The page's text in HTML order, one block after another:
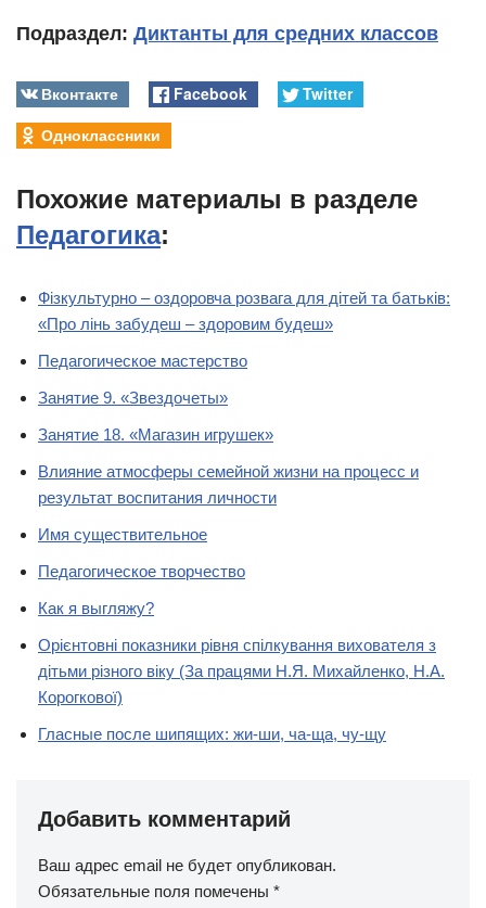
Подраздел: Диктанты для средних классов
Вконтакте Facebook
Twitter
Одноклассники
Похожие материалы в разделе
Педагогика:
Фізкультурно – оздоровча розвага для дітей та батьків:
«Про лінь забудеш – здоровим будеш»
Педагогическое мастерство
Занятие 9. «Звездочеты»
Занятие 18. «Магазин игрушек»
Влияние атмосферы семейной жизни на процесс и
результат воспитания личности
Имя существительное
Педагогическое творчество
Как я выгляжу?
Орієнтовні показники рівня спілкування вихователя з
дітьми різного віку (За працями Н.Я. Михайленко, Н.А.
Корогкової)
Гласные после шипящих: жи-ши, ча-ща, чу-щу
Добавить комментарий
Ваш адрес email не будет опубликован.
Обязательные поля помечены *